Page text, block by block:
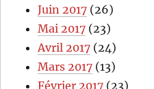
Juin 2017 (26)
Mai 2017 (23)
Avril 2017 (24)
Mars 2017 (13)
Février 2017 (23)